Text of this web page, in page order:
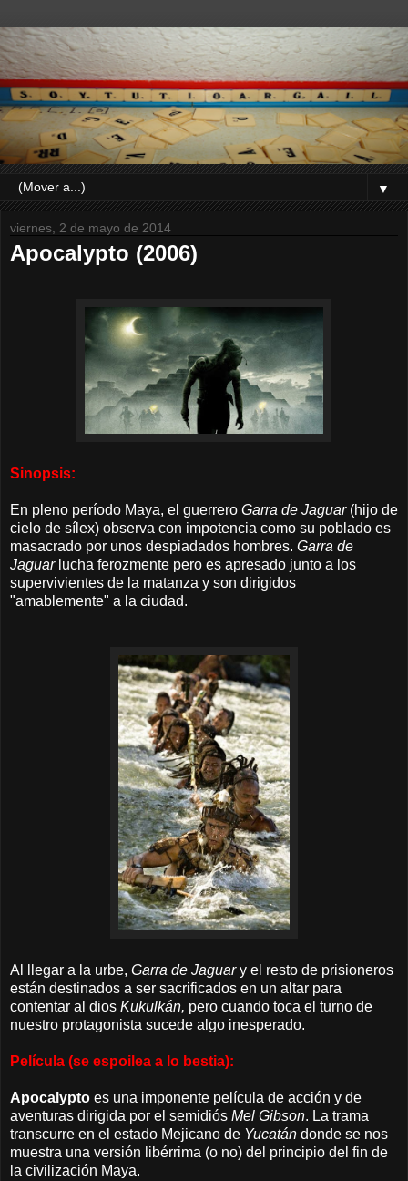
▼
viernes, 2 de mayo de 2014
Apocalypto (2006)
Sinopsis:
En pleno período Maya, el guerrero Garra de Jaguar (hijo de
cielo de sílex) observa con impotencia como su poblado es
masacrado por unos despiadados hombres. Garra de
Jaguar lucha ferozmente pero es apresado junto a los
supervivientes de la matanza y son dirigidos
"amablemente" a la ciudad.
Al llegar a la urbe, Garra de Jaguary el resto de prisioneros
están destinados a ser sacrificados en un altar para
contentar al dios Kukulkán, pero cuando toca el turno de
nuestro protagonista sucede algo inesperado.
Película (se espoilea a lo bestia):
Apocalypto es una imponente película de acción y de
aventuras dirigida por el semidiós Mel Gibson. La trama
transcurre en el estado Mejicano de Yucatán donde se nos
muestra una versión libérrima (o no) del principio del fin de
la civilización Maya.